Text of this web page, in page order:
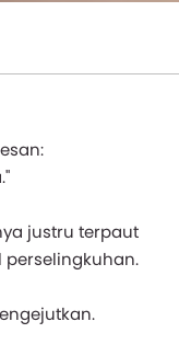
justru terpaut